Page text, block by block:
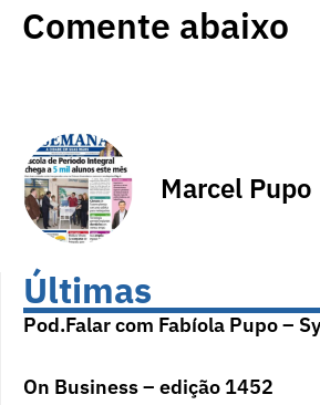
Comente abaixo
Marcel Pupo
Últimas
Pod.Falar com Fabíola Pupo –
On Business – edição 1452